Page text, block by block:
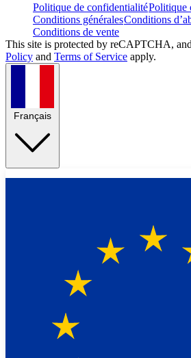
Politique de confidentialitéPolitique
Conditions généralesConditions
Conditions de vente
This site is protected by reCAPTCHA,
Policy and Terms of Service apply.
Français